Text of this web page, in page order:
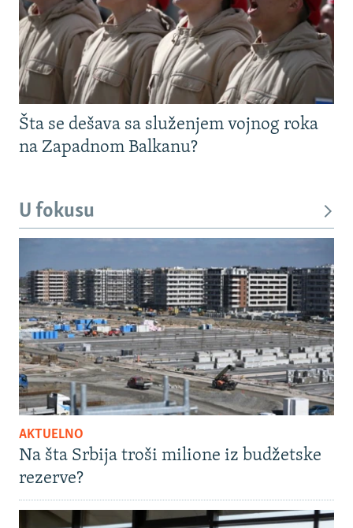
Šta se dešava sa služenjem vojnog roka
na Zapadnom Balkanu?
U fokusu
AKTUELNO
Na šta Srbija troši milione iz budžetske
rezerve?